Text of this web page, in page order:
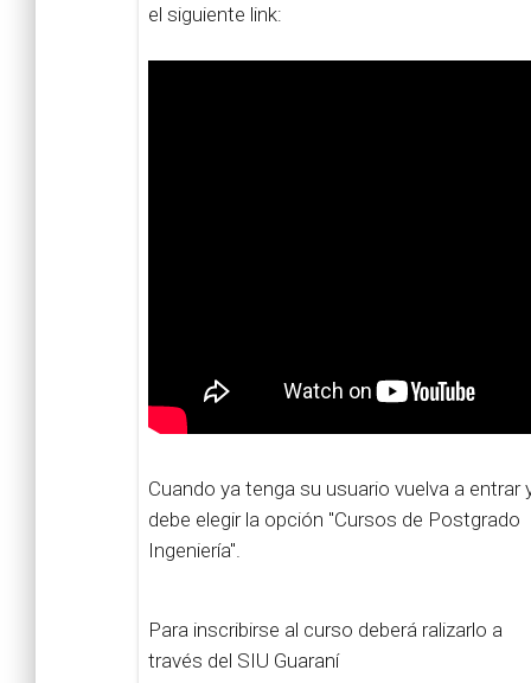
el siguiente link:
Cuando ya tenga su usuario vuelva a entrar
debe elegir la opción "Cursos de Postgrado
Ingeniería".
Para inscribirse al curso deberá ralizarlo a
través del SIU Guaraní